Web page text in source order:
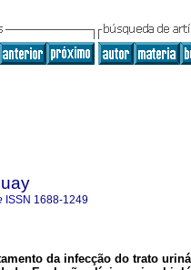
ISSN 1688-1249
da infecção do trato